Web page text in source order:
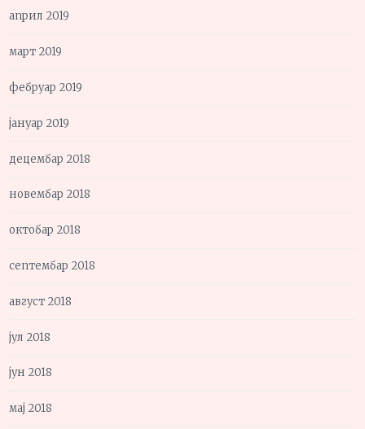
април 2019
март 2019
фебруар 2019
јануар 2019
децембар 2018
новембар 2018
октобар 2018
септембар 2018
август 2018
јул 2018
јун 2018
мај 2018